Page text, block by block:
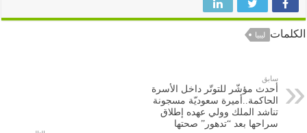
ليبيا
أحدث مؤشّر للتوتّر داخل الأسرة
الحاكمة..أميرة سعوديّة مسجونة
تناشد الملك وولي عهده إطلاق
سراحها بعد “تدهور” صحتها